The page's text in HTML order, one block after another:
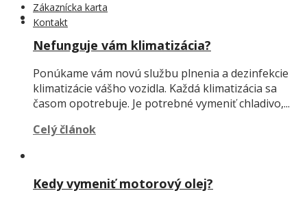
Zákaznícka karta
Kontakt
Nefunguje vám klimatizácia?
Ponúkame vám novú službu plnenia a dezinfekcie
klimatizácie vášho vozidla. Každá klimatizácia sa
časom opotrebuje. Je potrebné vymeniť chladivo,...
Celý článok
Kedy vymeniť motorový olej?